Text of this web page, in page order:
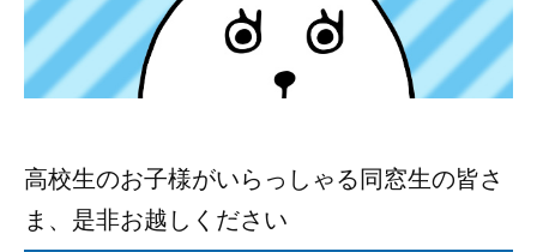
高校生のお子様がいらっしゃる同窓生の皆さ
ま、是非お越しください